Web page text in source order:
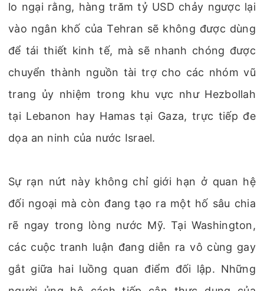
lo ngại rằng, hàng trăm tỷ USD chảy ngược lại
vào ngân khố của Tehran sẽ không được dùng
để tái thiết kinh tế, mà sẽ nhanh chóng được
chuyển thành nguồn tài trợ cho các nhóm vũ
trang ủy nhiệm trong khu vực như Hezbollah
tại Lebanon hay Hamas tại Gaza, trực tiếp đe
dọa an ninh của nước Israel.
Sự rạn nứt này không chỉ giới hạn ở quan hệ
đối ngoại mà còn đang tạo ra một hố sâu chia
rẽ ngay trong lòng nước Mỹ. Tại Washington,
các cuộc tranh luận đang diễn ra vô cùng gay
gắt giữa hai luồng quan điểm đối lập. Những